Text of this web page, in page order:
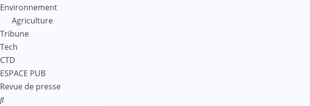
Environnement
Agriculture
Tribune
Tech
CTD
ESPACE PUB
Revue de presse